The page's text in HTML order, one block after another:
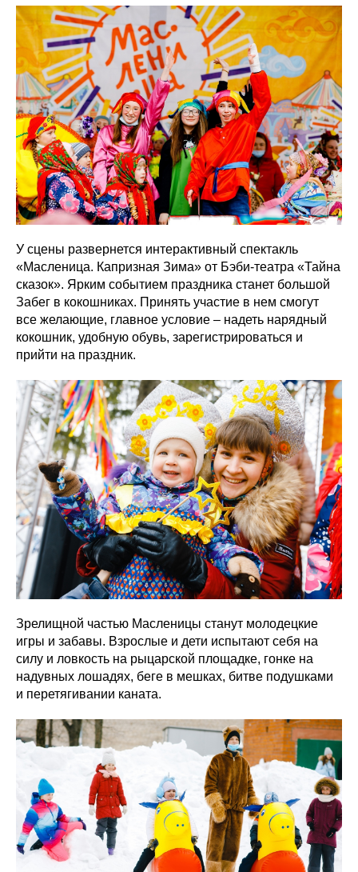
У сцены развернется интерактивный спектакль
«Масленица. Капризная Зима» от Бэби-театра «Тайна
сказок». Ярким событием праздника станет большой
Забег в кокошниках. Принять участие в нем смогут
все желающие, главное условие – надеть нарядный
кокошник, удобную обувь, зарегистрироваться и
прийти на праздник.
Зрелищной частью Масленицы станут молодецкие
игры и забавы. Взрослые и дети испытают себя на
силу и ловкость на рыцарской площадке, гонке на
надувных лошадях, беге в мешках, битве подушками
и перетягивании каната.